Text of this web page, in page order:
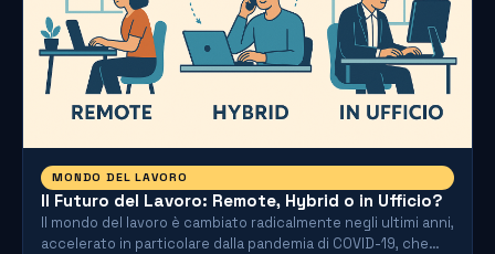
MONDO DEL LAVORO
Il Futuro del Lavoro: Remote, Hybrid o in Ufficio?
Il mondo del lavoro è cambiato radicalmente negli ultimi anni,
accelerato in particolare dalla pandemia di COVID-19, che…